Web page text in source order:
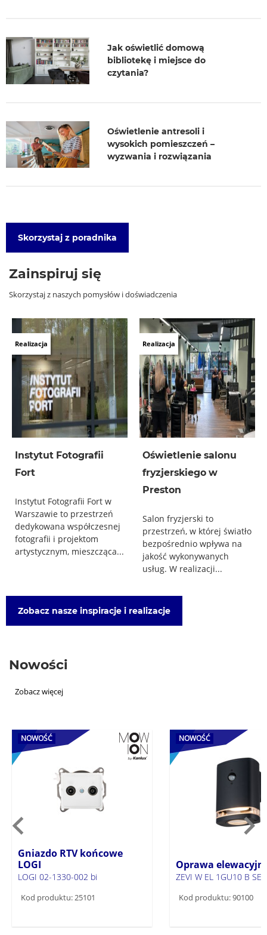
Zainspiruj się
Skorzystaj z naszych pomysłów i doświadczenia
Realizacja
Instytut Fotografii
Fort
Instytut Fotografii Fort w
Warszawie to przestrzeń
dedykowana współczesnej
fotografii i projektom
artystycznym, mieszcząca...
Realizacja
Oświetlenie salonu
fryzjerskiego w
Preston
Salon fryzjerski to
przestrzeń, w której światło
bezpośrednio wpływa na
jakość wykonywanych
usług. W realizacji...
Zobacz nasze inspiracje i realizacje
Jak oświetlić domową
bibliotekę i miejsce do
czytania?
Oświetlenie antresoli i
wysokich pomieszczeń –
wyzwania i rozwiązania
Skorzystaj z poradnika
Nowości
Zobacz więcej
NOWOŚĆ
Gniazdo RTV końcowe
LOGI
LOGI 02-1330-002 bi
Kod produktu: 25101
NOWOŚĆ
Oprawa
ZEVI W EL 1GU10 B SE
Kod produktu: 90100